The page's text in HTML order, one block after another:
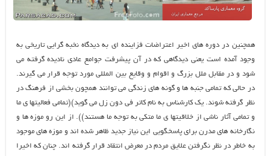
همچنین در دوره های اخیر اعتراضات فزاینده ای به دیدگاه نخبه گرایی تاریخی به
وجود آمده است یعنی دیدگاهی که در آن پیشرفت جوامع عادی نادیده گرفته می
شود و در مقابل ملل بزرگ و اقوام و وقایع بین المللی مورد توجه قرار می گیرند.
در حالی که تمامی جنبه ها و گونه های زندگی می توانند همچون بخشی از فرهنگ در
نظر گرفته شوند. یک کارشناس به نام کاتر فی دون زل می گوید)(تمامی فعالیتها ی ما
و تمامی آثار ناشی از خلاقیتها ی ما متکی به توجه ما هستند)). از این رو موزه ها و
نگارخانه های مدرن برای پاسخگویی این نیاز جدید ظاهر شده اند و موزه های موجود
به خاطر در نظر نگرفتن علایق مردم در معرض انتقاد قرار گرفته اند. چنان که اخیرا